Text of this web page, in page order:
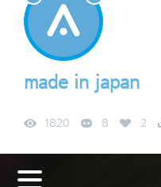
FREE DOWNLOAD
made in japan
1820 8 2